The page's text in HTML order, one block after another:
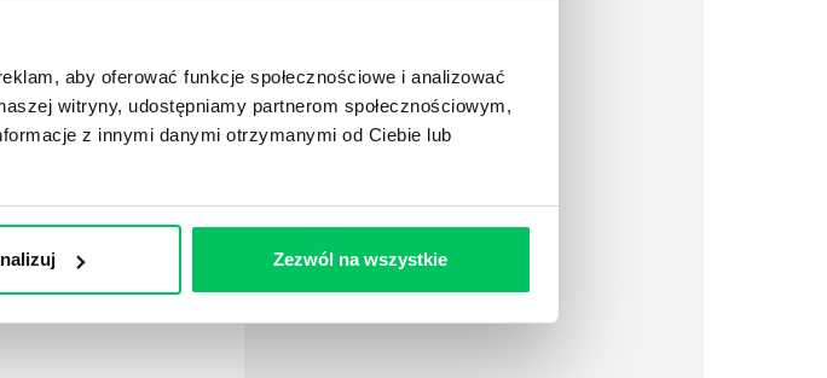
aby oferować funkcje społecznościowe i analizować
witryny, udostępniamy partnerom społecznościowym,
z innymi danymi otrzymanymi od Ciebie lub
Zezwól na wszystkie